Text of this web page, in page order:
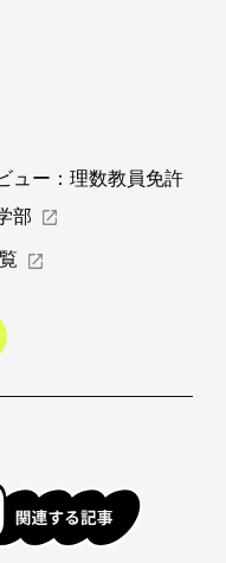
ー： 理数教員免許
部